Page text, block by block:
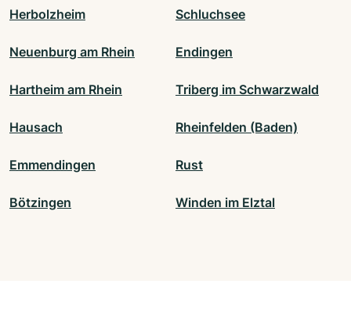
Herbolzheim Schluchsee
Neuenburg am Rhein Endingen
Hartheim am Rhein Triberg im Schwarzwald
Hausach Rheinfelden (Baden)
Emmendingen Rust
Bötzingen Winden im Elztal